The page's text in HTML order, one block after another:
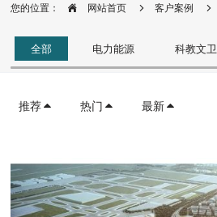
您的位置： 网站首页 客户案例
全部 电力能源 科教文卫
推荐 热门 最新